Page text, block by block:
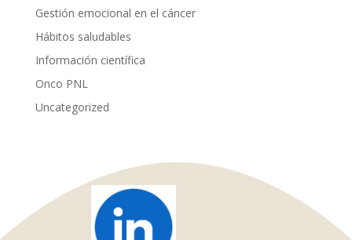
Gestión emocional en el cáncer
Hábitos saludables
Información científica
Onco PNL
Uncategorized